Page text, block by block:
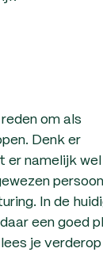
om als
Denk er
er namelijk wel
persoon
In de
een goed
je